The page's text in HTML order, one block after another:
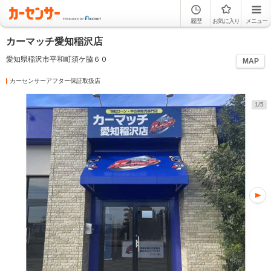
履歴 お気に入り メニュー
カーマッチ愛知稲沢店
愛知県稲沢市平和町須ケ脇６０ MAP
カーセンサーアフター保証取扱店
1/5